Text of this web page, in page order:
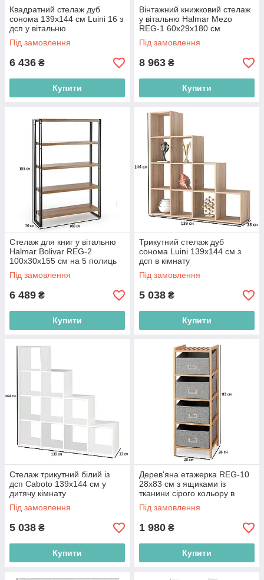
Квадратний стелаж дуб
сонома 139х144 см Luini 16 з
дсп у вітальню
Під замовлення
6 436 ₴
Купити
Вінтажний книжковий стелаж
у вітальню Halmar Mezo
REG-1 60х29х180 см
різнокольоровий на чорних
ніжках
Під замовлення
8 963 ₴
Купити
Стелаж для книг у вітальню
Halmar Bolivar REG-2
100х30х155 см на 5 полиць
дуб золотий із чорним
каркасом
Під замовлення
6 489 ₴
Купити
Трикутний стелаж дуб
сонома Luini 139х144 см з
дсп в кімнату
Під замовлення
5 038 ₴
Купити
Стелаж трикутний білий із
дсп Caboto 139х144 см у
дитячу кімнату
Під замовлення
5 038 ₴
Купити
Дерев'яна етажерка REG-10
28х83 см з ящиками із
тканини сірого кольору в
кімнату
Під замовлення
1 980 ₴
Купити